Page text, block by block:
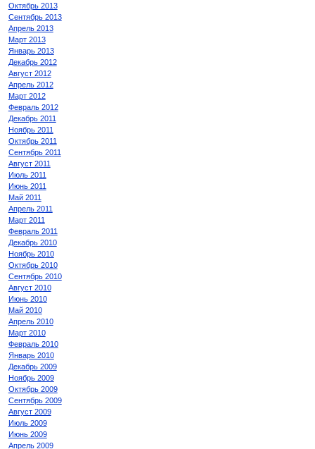
Октябрь 2013
Сентябрь 2013
Апрель 2013
Март 2013
Январь 2013
Декабрь 2012
Август 2012
Апрель 2012
Март 2012
Февраль 2012
Декабрь 2011
Ноябрь 2011
Октябрь 2011
Сентябрь 2011
Август 2011
Июль 2011
Июнь 2011
Май 2011
Апрель 2011
Март 2011
Февраль 2011
Декабрь 2010
Ноябрь 2010
Октябрь 2010
Сентябрь 2010
Август 2010
Июнь 2010
Май 2010
Апрель 2010
Март 2010
Февраль 2010
Январь 2010
Декабрь 2009
Ноябрь 2009
Октябрь 2009
Сентябрь 2009
Август 2009
Июль 2009
Июнь 2009
Апрель 2009